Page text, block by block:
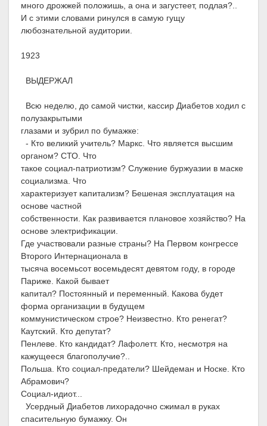
много дрожжей положишь, а она и загустеет, подлая?..
И с этими словами ринулся в самую гущу
любознательной аудитории.
1923
ВЫДЕРЖАЛ
Всю неделю, до самой чистки, кассир Диабетов ходил с
полузакрытыми
глазами и зубрил по бумажке:
- Кто великий учитель? Маркс. Что является высшим
органом? СТО. Что
такое социал-патриотизм? Служение буржуазии в маске
социализма. Что
характеризует капитализм? Бешеная эксплуатация на
основе частной
собственности. Как развивается плановое хозяйство? На
основе электрификации.
Где участвовали разные страны? На Первом конгрессе
Второго Интернационала в
тысяча восемьсот восемьдесят девятом году, в городе
Париже. Какой бывает
капитал? Постоянный и переменный. Какова будет
форма организации в будущем
коммунистическом строе? Неизвестно. Кто ренегат?
Каутский. Кто депутат?
Пенлеве. Кто кандидат? Лафолетт. Кто, несмотря на
кажущееся благополучие?..
Польша. Кто социал-предатели? Шейдеман и Носке. Кто
Абрамович?
Социал-идиот...
Усердный Диабетов лихорадочно сжимал в руках
спасительную бумажку. Он